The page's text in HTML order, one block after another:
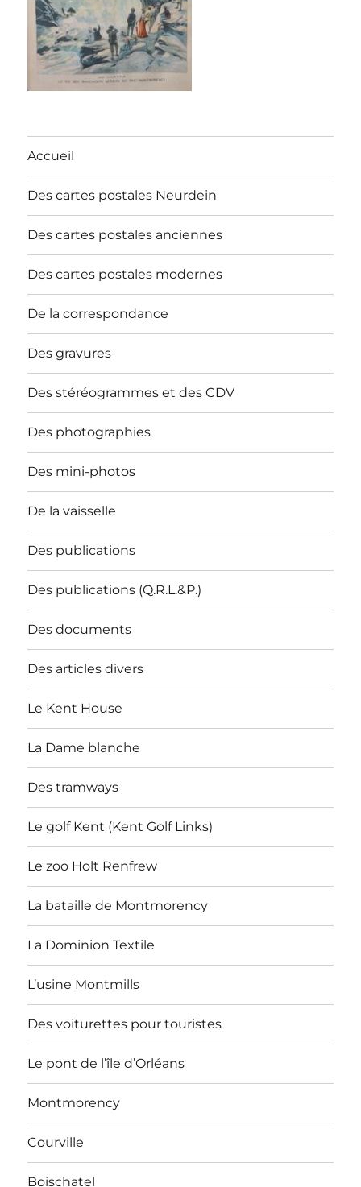
Accueil
Des cartes postales Neurdein
Des cartes postales anciennes
Des cartes postales modernes
De la correspondance
Des gravures
Des stéréogrammes et des CDV
Des photographies
Des mini-photos
De la vaisselle
Des publications
Des publications (Q.R.L.&P.)
Des documents
Des articles divers
Le Kent House
La Dame blanche
Des tramways
Le golf Kent (Kent Golf Links)
Le zoo Holt Renfrew
La bataille de Montmorency
La Dominion Textile
L’usine Montmills
Des voiturettes pour touristes
Le pont de l’île d’Orléans
Montmorency
Courville
Boischatel